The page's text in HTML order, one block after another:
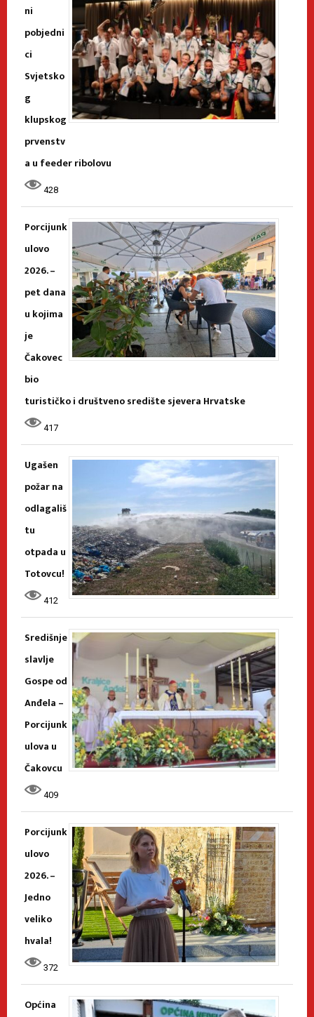
ni
pobjedni
ci
Svjetsko
g
klupskog
prvenstv
a u feeder ribolovu
428
Porcijunk
ulovo
2026. –
pet dana
u kojima
je
Čakovec
bio
turističko i društveno središte sjevera Hrvatske
417
Ugašen
požar na
odlagališ
tu
otpada u
Totovcu!
412
Središnje
slavlje
Gospe od
Anđela –
Porcijunk
ulova u
Čakovcu
409
Porcijunk
ulovo
2026. –
Jedno
veliko
hvala!
372
Općina